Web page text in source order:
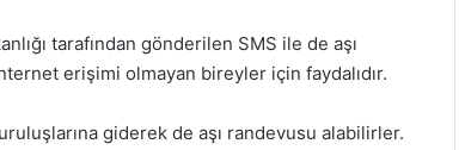
tarafından gönderilen SMS ile de aşı
erişimi olmayan bireyler için faydalıdır.
giderek de aşı randevusu alabilirler.